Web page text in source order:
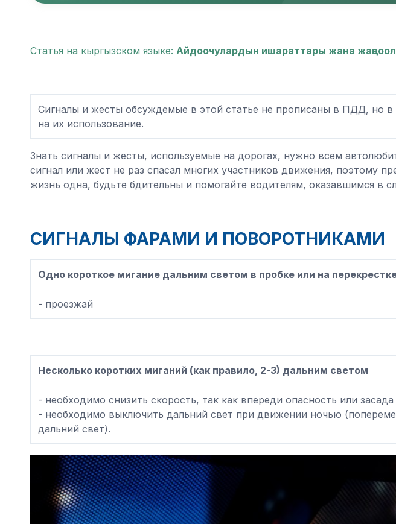
Статья на кыргызском языке: Айдоочулардын ишараттары жана
Сигналы и жесты обсуждемые в этой статье не прописаны в ПДД, но в
на их использование.
Знать сигналы и жесты, используемые на дорогах, нужно всем
сигнал или жест не раз спасал многих участников движения, поэтому
жизнь одна, будьте бдительны и помогайте водителям, оказавшимся в
СИГНАЛЫ ФАРАМИ И ПОВОРОТНИКАМИ
Одно короткое мигание дальним светом в пробке или на
- проезжай
Несколько коротких миганий (как правило, 2-3) дальним светом
- необходимо снизить скорость, так как впереди опасность или
- необходимо выключить дальний свет при движении ночью
дальний свет).